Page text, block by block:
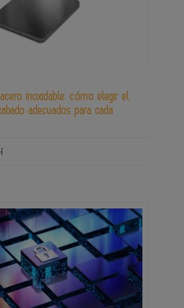
inoxidable: cómo elegir el
adecuados para cada